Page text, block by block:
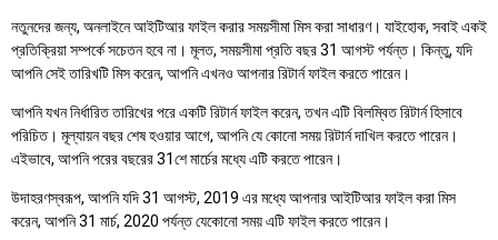
নতুনদের জন্য, অনলাইনে আইটিআর ফাইল করার সময়সীমা মিস করা সাধারণ। যাইহোক, সবাই একই
প্রতিক্রিয়া সম্পর্কে সচেতন হবে না। মূলত, সময়সীমা প্রতি বছর 31 আগস্ট পর্যন্ত। কিন্তু, যদি
আপনি সেই তারিখটি মিস করেন, আপনি এখনও আপনার রিটার্ন ফাইল করতে পারেন।
আপনি যখন নির্ধারিত তারিখের পরে একটি রিটার্ন ফাইল করেন, তখন এটি বিলম্বিত রিটার্ন হিসাবে
পরিচিত। মূল্যায়ন বছর শেষ হওয়ার আগে, আপনি যে কোনো সময় রিটার্ন দাখিল করতে পারেন।
এইভাবে, আপনি পরের বছরের 31শে মার্চের মধ্যে এটি করতে পারেন।
উদাহরণস্বরূপ, আপনি যদি 31 আগস্ট, 2019 এর মধ্যে আপনার আইটিআর ফাইল করা মিস
করেন, আপনি 31 মার্চ, 2020 পর্যন্ত যেকোনো সময় এটি ফাইল করতে পারেন।